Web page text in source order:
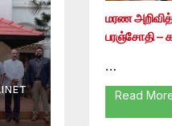
மரண
பரஞ்சோதி –
…
Read